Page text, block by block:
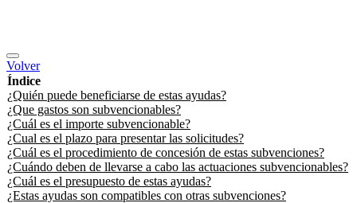
Volver
Índice
¿Quién puede beneficiarse de estas ayudas?
¿Que gastos son subvencionables?
¿Cuál es el importe subvencionable?
¿Cual es el plazo para presentar las solicitudes?
¿Cuál es el procedimiento de concesión de estas subvenciones?
¿Cuándo deben de llevarse a cabo las actuaciones subvencionables?
¿Cuál es el presupuesto de estas ayudas?
¿Estas ayudas son compatibles con otras subvenciones?